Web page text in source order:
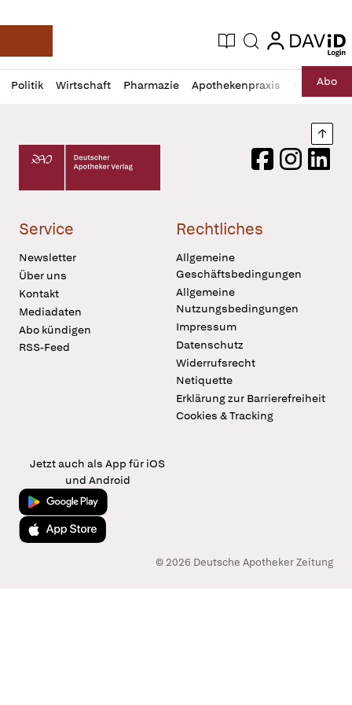
Deutsche Apotheker Zeitung
Aktuelle Ausgabe
Suche login
login
Politik Wirtschaft Pharmazie Apothekenpraxis RechtAbo
Profil
öffnen
Daz
Pur
Deutscher Apotheker Verlag Logo
FacebookInstagram
Service
Newsletter
Über uns
Kontakt
Mediadaten
Abo kündigen
RSS-Feed
Rechtliches
Allgemeine
Geschäftsbedingungen
Allgemeine
Nutzungsbedingungen
Impressum
Datenschutz
Widerrufsrecht
Netiquette
Erklärung zur Barrierefreiheit
Cookies & Tracking
Jetzt auch als App für iOS
und Android
Jetzt bei Google Play
Laden im App Store
© 2026 Deutsche Apotheker Zeitung